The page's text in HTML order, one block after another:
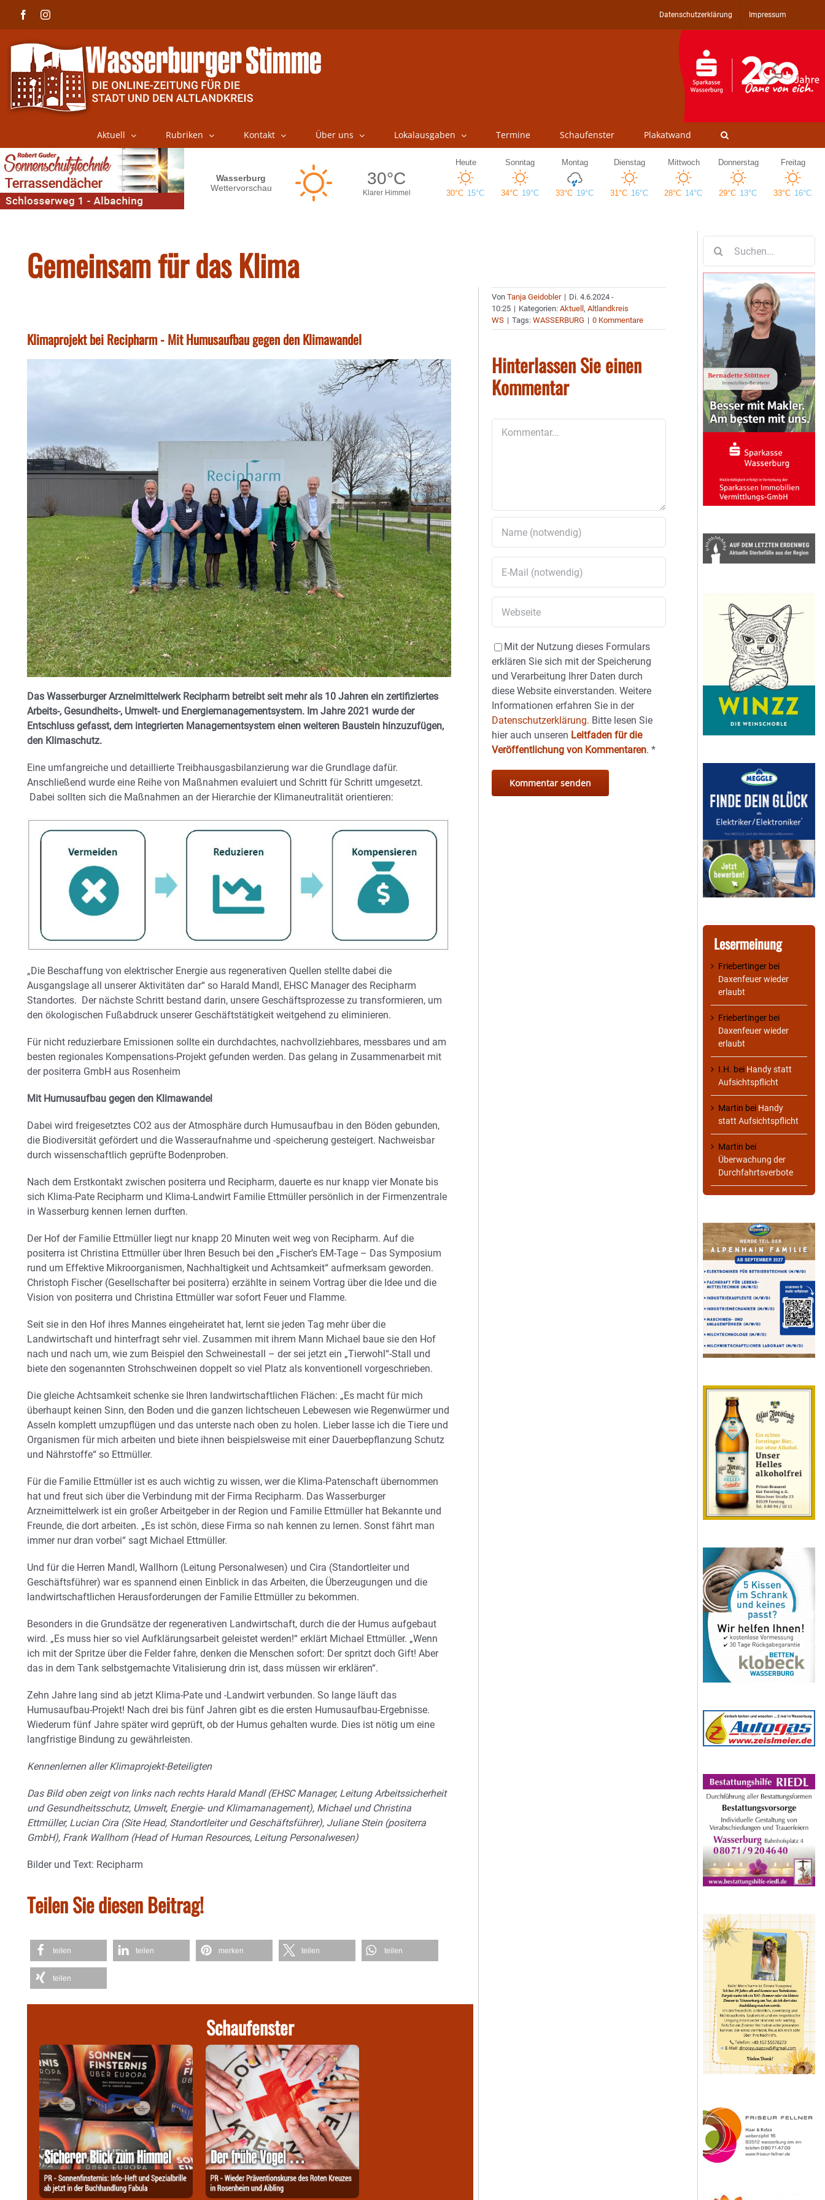
FacebookInstagram Datenschutzerklärung Impressum
Aktuell Rubriken Kontakt Über uns Lokalausgaben Termine Schaufenster Plakatwand
Gemeinsam für das Klima
Klimaprojekt bei Recipharm - Mit Humusaufbau gegen den Klimawandel
Das Wasserburger Arzneimittelwerk Recipharm betreibt seit mehr als 10 Jahren ein zertifiziertes
Arbeits-, Gesundheits-, Umwelt- und Energiemanagementsystem. Im Jahre 2021 wurde der
Entschluss gefasst, dem integrierten Managementsystem einen weiteren Baustein hinzuzufügen,
den Klimaschutz.
Eine umfangreiche und detaillierte Treibhausgasbilanzierung war die Grundlage dafür.
Anschließend wurde eine Reihe von Maßnahmen evaluiert und Schritt für Schritt umgesetzt.
Dabei sollten sich die Maßnahmen an der Hierarchie der Klimaneutralität orientieren:
„Die Beschaffung von elektrischer Energie aus regenerativen Quellen stellte dabei die
Ausgangslage all unserer Aktivitäten dar“ so Harald Mandl, EHSC Manager des Recipharm
Standortes. Der nächste Schritt bestand darin, unsere Geschäftsprozesse zu transformieren, um
den ökologischen Fußabdruck unserer Geschäftstätigkeit weitgehend zu eliminieren.
Für nicht reduzierbare Emissionen sollte ein durchdachtes, nachvollziehbares, messbares und am
besten regionales Kompensations-Projekt gefunden werden. Das gelang in Zusammenarbeit mit
der positerra GmbH aus Rosenheim
Mit Humusaufbau gegen den Klimawandel
Dabei wird freigesetztes CO2 aus der Atmosphäre durch Humusaufbau in den Böden gebunden,
die Biodiversität gefördert und die Wasseraufnahme und -speicherung gesteigert. Nachweisbar
durch wissenschaftlich geprüfte Bodenproben.
Nach dem Erstkontakt zwischen positerra und Recipharm, dauerte es nur knapp vier Monate bis
sich Klima-Pate Recipharm und Klima-Landwirt Familie Ettmüller persönlich in der Firmenzentrale
in Wasserburg kennen lernen durften.
Der Hof der Familie Ettmüller liegt nur knapp 20 Minuten weit weg von Recipharm. Auf die
positerra ist Christina Ettmüller über Ihren Besuch bei den „Fischer’s EM-Tage – Das Symposium
rund um Effektive Mikroorganismen, Nachhaltigkeit und Achtsamkeit“ aufmerksam geworden.
Christoph Fischer (Gesellschafter bei positerra) erzählte in seinem Vortrag über die Idee und die
Vision von positerra und Christina Ettmüller war sofort Feuer und Flamme.
Seit sie in den Hof ihres Mannes eingeheiratet hat, lernt sie jeden Tag mehr über die
Landwirtschaft und hinterfragt sehr viel. Zusammen mit ihrem Mann Michael baue sie den Hof
nach und nach um, wie zum Beispiel den Schweinestall – der sei jetzt ein „Tierwohl“-Stall und
biete den sogenannten Strohschweinen doppelt so viel Platz als konventionell vorgeschrieben.
Die gleiche Achtsamkeit schenke sie Ihren landwirtschaftlichen Flächen: „Es macht für mich
überhaupt keinen Sinn, den Boden und die ganzen lichtscheuen Lebewesen wie Regenwürmer und
Asseln komplett umzupflügen und das unterste nach oben zu holen. Lieber lasse ich die Tiere und
Organismen für mich arbeiten und biete ihnen beispielsweise mit einer Dauerbepflanzung Schutz
und Nährstoffe“ so Ettmüller.
Für die Familie Ettmüller ist es auch wichtig zu wissen, wer die Klima-Patenschaft übernommen
hat und freut sich über die Verbindung mit der Firma Recipharm. Das Wasserburger
Arzneimittelwerk ist ein großer Arbeitgeber in der Region und Familie Ettmüller hat Bekannte und
Freunde, die dort arbeiten. „Es ist schön, diese Firma so nah kennen zu lernen. Sonst fährt man
immer nur dran vorbei“ sagt Michael Ettmüller.
Und für die Herren Mandl, Wallhorn (Leitung Personalwesen) und Cira (Standortleiter und
Geschäftsführer) war es spannend einen Einblick in das Arbeiten, die Überzeugungen und die
landwirtschaftlichen Herausforderungen der Familie Ettmüller zu bekommen.
Besonders in die Grundsätze der regenerativen Landwirtschaft, durch die der Humus aufgebaut
wird. „Es muss hier so viel Aufklärungsarbeit geleistet werden!“ erklärt Michael Ettmüller. „Wenn
ich mit der Spritze über die Felder fahre, denken die Menschen sofort: Der spritzt doch Gift! Aber
das in dem Tank selbstgemachte Vitalisierung drin ist, dass müssen wir erklären“.
Zehn Jahre lang sind ab jetzt Klima-Pate und -Landwirt verbunden. So lange läuft das
Humusaufbau-Projekt! Nach drei bis fünf Jahren gibt es die ersten Humusaufbau-Ergebnisse.
Wiederum fünf Jahre später wird geprüft, ob der Humus gehalten wurde. Dies ist nötig um eine
langfristige Bindung zu gewährleisten.
Kennenlernen aller Klimaprojekt-Beteiligten
Das Bild oben zeigt von links nach rechts Harald Mandl (EHSC Manager, Leitung Arbeitssicherheit
und Gesundheitsschutz, Umwelt, Energie- und Klimamanagement), Michael und Christina
Ettmüller, Lucian Cira (Site Head, Standortleiter und Geschäftsführer), Juliane Stein (positerra
GmbH), Frank Wallhorn (Head of Human Resources, Leitung Personalwesen)
Bilder und Text: Recipharm
Teilen Sie diesen Beitrag!
teilen teilen merken teilen teilen
teilen
Schaufenster
VonTanja Geidobler | Di. 4.6.2024 -
10:25 | Kategorien:Aktuell,Altlandkreis
WS | Tags:WASSERBURG | 0 Kommentare
Hinterlassen Sie einen
Kommentar
Mit der Nutzung dieses Formulars
erklären Sie sich mit der Speicherung
und Verarbeitung Ihrer Daten durch
diese Website einverstanden. Weitere
Informationen erfahren Sie in der
Datenschutzerklärung. Bitte lesen Sie
hier auch unseren Leitfaden für die
Veröffentlichung von Kommentaren.*
nach:
Lesermeinung
Friebertinger bei
Daxenfeuer wieder
erlaubt
Friebertinger bei
Daxenfeuer wieder
erlaubt
I.H. bei Handy statt
Aufsichtspflicht
Martin bei Handy
statt Aufsichtspflicht
Martin bei
Überwachung der
Durchfahrtsverbote